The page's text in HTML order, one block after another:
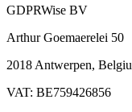
GDPRWise BV
Arthur Goemaerelei 50
2018 Antwerpen,
VAT: BE759426856